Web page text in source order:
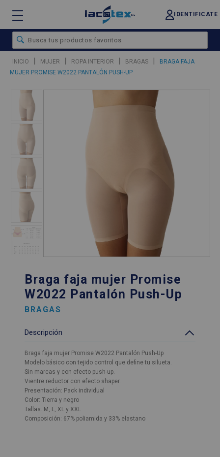
IDENTIFICATE
INICIO | MUJER | ROPA INTERIOR | BRAGAS |
BRAGA FAJA
MUJER PROMISE W2022 PANTALÓN PUSH-UP
Braga faja mujer Promise
W2022 Pantalón Push-Up
BRAGAS
Descripción
Braga faja mujer Promise W2022 Pantalón Push-Up
Modelo básico con tejido control que define tu silueta.
Sin marcas y con efecto push-up.
Vientre reductor con efecto shaper.
Presentación: Pack individual
Color: Tierra y negro
Tallas: M, L, XL y XXL
Composición: 67% poliamida y 33% elastano